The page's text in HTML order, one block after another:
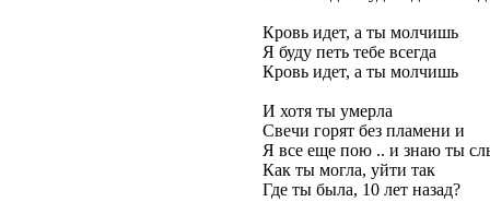
Кровь идет, а ты молчишь
Я буду петь тебе всегда
Кровь идет, а ты молчишь
И хотя ты умерла
Свечи горят без пламени и
Я все еще пою .. и знаю ты
Как ты могла, уйти так
Где ты была, 10 лет назад?